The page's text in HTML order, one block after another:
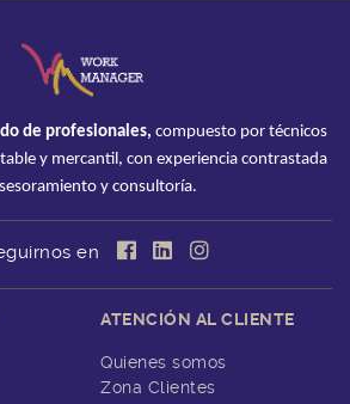
de profesionales, compuesto por técnicos
y mercantil, con experiencia contrastada
y consultoría.
en
ATENCIÓN AL CLIENTE
Quienes somos
Zona Clientes